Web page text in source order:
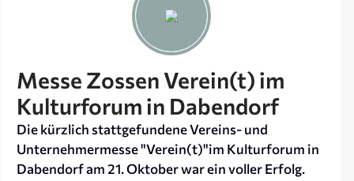
Messe Zossen Verein(t) im
Kulturforum in Dabendorf
Die kürzlich stattgefundene Vereins- und
Unternehmermesse "Verein(t)"im Kulturforum in
Dabendorf am 21. Oktober war ein voller Erfolg.